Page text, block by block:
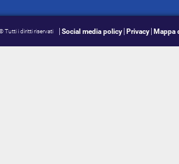
Tutti i diritti riservati Social media policy Privacy Mappa